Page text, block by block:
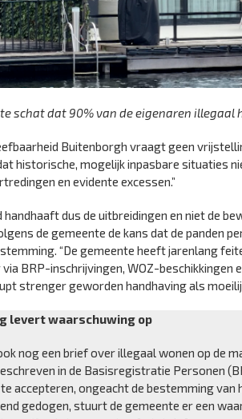
schat dat 90% van de eigenaren
Buitenborgh vraagt geen
historische, mogelijk inpasbare situaties
en evidente excessen.”
handhaaft dus de uitbreidingen en niet de
de gemeente de kans dat de panden
“De gemeente heeft jarenlang
BRP-inschrijvingen, WOZ-beschikkingen
strenger geworden handhaving als
levert waarschuwing op
nog een brief over illegaal wonen op de
in de Basisregistratie Personen
accepteren, ongeacht de bestemming
gedogen, stuurt de gemeente er een